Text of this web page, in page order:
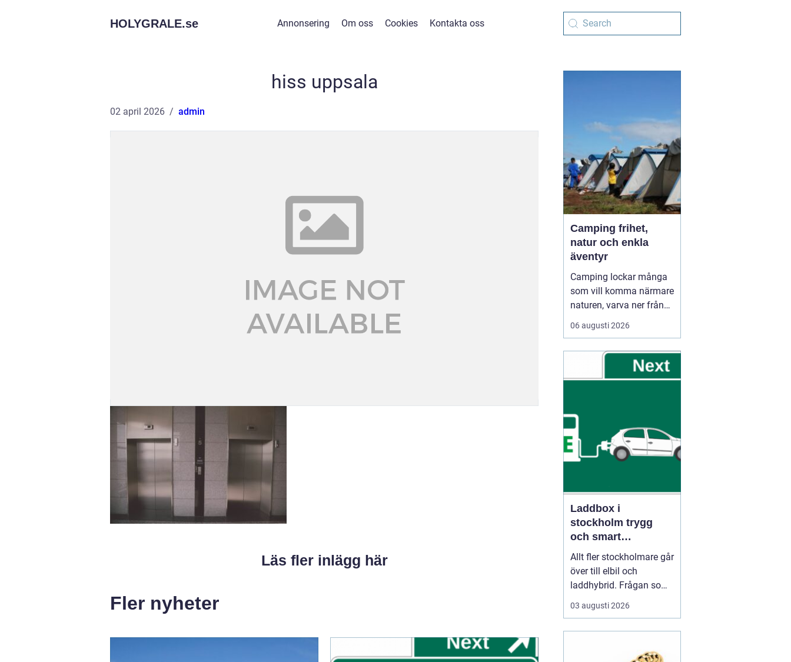
HOLYGRALE.se Annonsering Om oss Cookies Kontakta oss
hiss uppsala
02 april 2026 admin
Läs fler inlägg här
Fler nyheter
Camping frihet,
natur och enkla
äventyr
Camping lockar många
som vill komma närmare
naturen, varva ner från
vardagen och umgås
utan stress. Oavsett om
husvagn eller tält
handlar Camping ofta
06 augusti 2026
Laddbox i
stockholm trygg
och smart
elbilsladdning
hemma och på
jobbet
Allt fler stockholmare går
över till elbil och
laddhybrid. Frågan som
snabbt dyker upp är hur
bilen ska laddas på ett
högre
03 augusti 2026